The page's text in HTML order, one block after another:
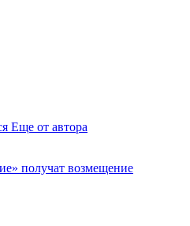
Еще от автора
получат возмещение